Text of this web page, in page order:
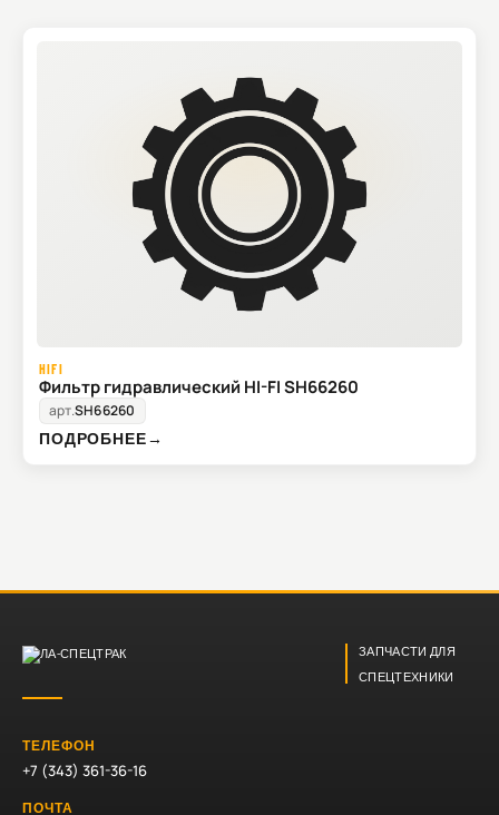
HIFI
Фильтр гидравлический HI-FI SH66260
арт.SH66260
ПОДРОБНЕЕ→
ЗАПЧАСТИ ДЛЯ
СПЕЦТЕХНИКИ
ТЕЛЕФОН
+7 (343) 361-36-16
ПОЧТА